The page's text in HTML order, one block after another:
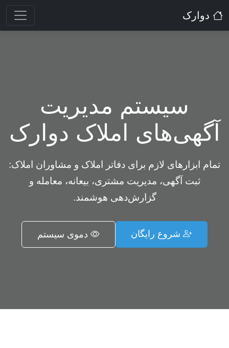
دوارک
سیستم مدیریت
آگهی‌های املاک دوارک
تمام ابزارهای لازم برای دفاتر املاک و مشاوران املاک:
ثبت آگهی، مدیریت مشتری، بیعانه، معامله و
گزارش‌دهی هوشمند.
شروع رایگان دموی سیستم